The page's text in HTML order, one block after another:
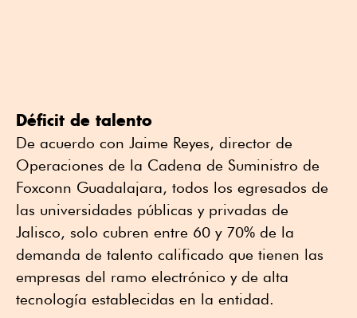
Déficit de talento
De acuerdo con Jaime Reyes, director de
Operaciones de la Cadena de Suministro de
Foxconn Guadalajara, todos los egresados de
las universidades públicas y privadas de
Jalisco, solo cubren entre 60 y 70% de la
demanda de talento calificado que tienen las
empresas del ramo electrónico y de alta
tecnología establecidas en la entidad.